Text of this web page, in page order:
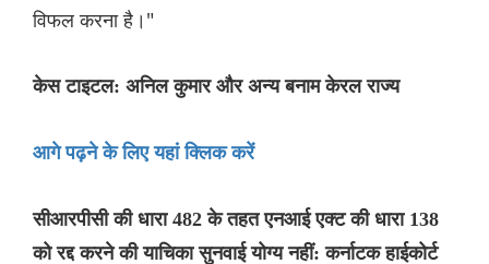
विफल करना है।"
केस टाइटल: अनिल कुमार और अन्य बनाम केरल राज्य
आगे पढ़ने के लिए यहां क्लिक करें
सीआरपीसी की धारा 482 के तहत एनआई एक्ट की धारा 138
को रद्द करने की याचिका सुनवाई योग्य नहीं: कर्नाटक हाईकोर्ट